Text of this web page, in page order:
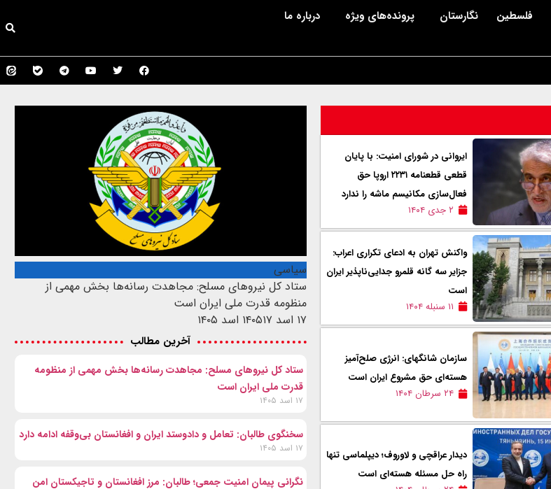
فلسطین نگارستان پرونده‌های ویژه درباره ما
ایروانی در شورای امنیت: با پایان
قطعی قطعنامه ۲۲۳۱ اروپا حق
فعال‌سازی مکانیسم ماشه را ندارد
۲ جدی ۱۴۰۴
واکنش تهران به ادعای تکراری اعراب:
جزایر سه گانه قلمرو جدایی‌ناپذیر ایران
است
۱۱ سنبله ۱۴۰۴
سازمان شانگهای: انرژی صلح‌آمیز
هسته‌ای حق مشروع ایران است
۲۴ سرطان ۱۴۰۴
دیدار عراقچی و لاوروف؛ دیپلماسی تنها
راه حل مسئله هسته‌ای است
سیاسی
ستاد کل نیروهای مسلح: مجاهدت رسانه‌ها بخش مهمی از
منظومه قدرت ملی ایران است
۱۷ اسد ۱۴۰۵
۱۷ اسد ۱۴۰۵
آخرین مطالب
ستاد کل نیروهای مسلح: مجاهدت رسانه‌ها بخش مهمی از منظومه
قدرت ملی ایران است
۱۷ اسد ۱۴۰۵
سخنگوی طالبان: تعامل و دادوستد ایران و افغانستان بی‌وقفه ادامه دارد
۱۷ اسد ۱۴۰۵
نگرانی پیمان امنیت جمعی؛ طالبان: مرز افغانستان و تاجیکستان امن